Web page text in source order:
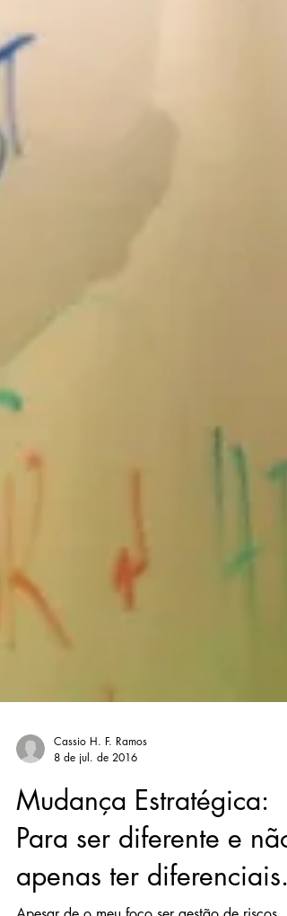
8 de jul. de 2016
Mudança Estratégica:
Para ser diferente e não
apenas ter diferenciais.